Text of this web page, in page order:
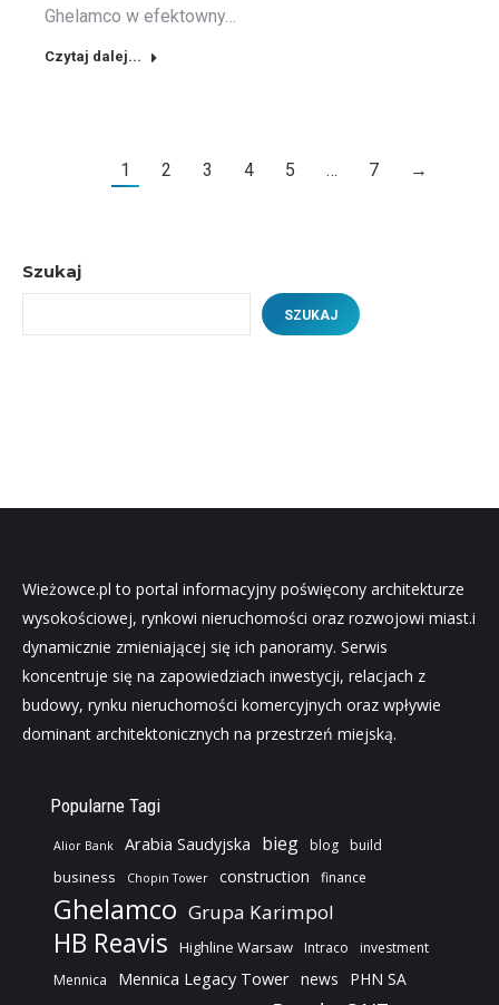
Ghelamco w efektowny…
Czytaj dalej...
1 2 3 4 5 … 7 →
Szukaj
SZUKAJ
Wieżowce.pl to portal informacyjny poświęcony architekturze
wysokościowej, rynkowi nieruchomości oraz rozwojowi miast.i
dynamicznie zmieniającej się ich panoramy. Serwis
koncentruje się na zapowiedziach inwestycji, relacjach z
budowy, rynku nieruchomości komercyjnych oraz wpływie
dominant architektonicznych na przestrzeń miejską.
Popularne Tagi
Alior Bank Arabia Saudyjska bieg blog build
business Chopin Tower construction finance
Ghelamco Grupa Karimpol
HB Reavis Highline Warsaw Intraco
investment
Mennica
Mennica Legacy Tower news PHN SA